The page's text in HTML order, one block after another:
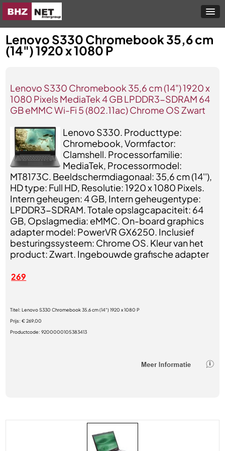
Lenovo S330 Chromebook 35,6 cm
(14") 1920 x 1080 P
Lenovo S330 Chromebook 35,6 cm (14") 1920 x
1080 Pixels MediaTek 4 GB LPDDR3-SDRAM 64
GB eMMC Wi-Fi 5 (802.11ac) Chrome OS Zwart
Lenovo S330. Producttype:
Chromebook, Vormfactor:
Clamshell. Processorfamilie:
MediaTek, Processormodel:
MT8173C. Beeldschermdiagonaal: 35,6 cm (14''),
HD type: Full HD, Resolutie: 1920 x 1080 Pixels.
Intern geheugen: 4 GB, Intern geheugentype:
LPDDR3-SDRAM. Totale opslagcapaciteit: 64
GB, Opslagmedia: eMMC. On-board graphics
adapter model: PowerVR GX6250. Inclusief
besturingssysteem: Chrome OS. Kleur van het
product: Zwart. Ingebouwde grafische adapter
269
Titel:Lenovo S330 Chromebook 35,6 cm (14") 1920 x 1080 P
Prijs:€ 269,00
Productcode:9200000105383413